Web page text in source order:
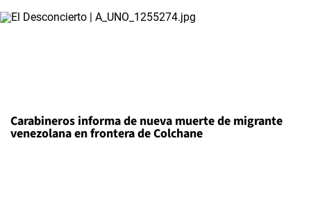
Carabineros informa de nueva muerte de migrante
venezolana en frontera de Colchane